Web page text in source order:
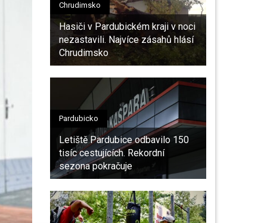
Chrudimsko
Hasiči v Pardubickém kraji v noci
nezastavili. Najvíce zásahů hlásí
Chrudimsko
Pardubicko
Letiště Pardubice odbavilo 150
tisíc cestujících. Rekordní
sezona pokračuje